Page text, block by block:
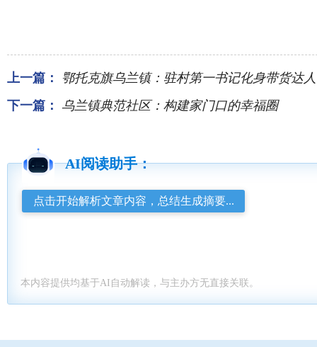
上一篇：
鄂托克旗乌兰镇：驻村第一书记化身带货达
下一篇：
乌兰镇典范社区：构建家门口的幸福圈
AI阅读助手：
点击开始解析文章内容，总结生成摘要...
本内容提供均基于AI自动解读，与主办方无直接关联。